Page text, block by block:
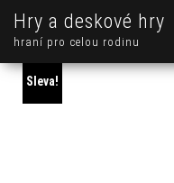
Hry a deskové hry
hraní pro celou rodinu
Sleva!